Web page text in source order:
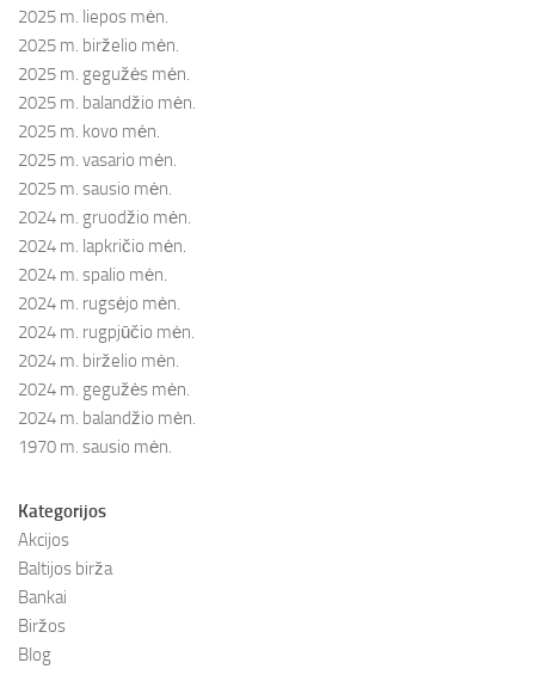
2025 m. liepos mėn.
2025 m. birželio mėn.
2025 m. gegužės mėn.
2025 m. balandžio mėn.
2025 m. kovo mėn.
2025 m. vasario mėn.
2025 m. sausio mėn.
2024 m. gruodžio mėn.
2024 m. lapkričio mėn.
2024 m. spalio mėn.
2024 m. rugsėjo mėn.
2024 m. rugpjūčio mėn.
2024 m. birželio mėn.
2024 m. gegužės mėn.
2024 m. balandžio mėn.
1970 m. sausio mėn.
Kategorijos
Akcijos
Baltijos birža
Bankai
Biržos
Blog